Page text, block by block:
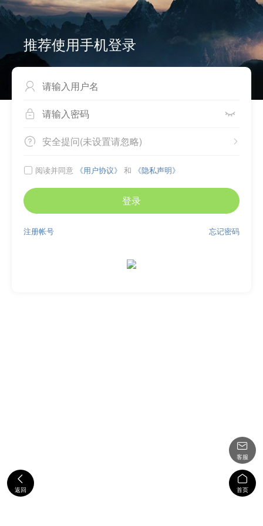
推荐使用手机登录

 
 
安全提问(未设置请忽略)
 阅读并同意 《用户协议》 和 《隐私声明》
登录
忘记密码
注册帐号

返回

客服

首页